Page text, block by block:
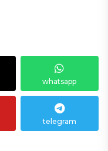
whatsapp
telegram